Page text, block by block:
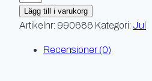
God
helg
Lägg till i varukorg
Artikelnr: 990686 Kategori: Jul
Recensioner (0)